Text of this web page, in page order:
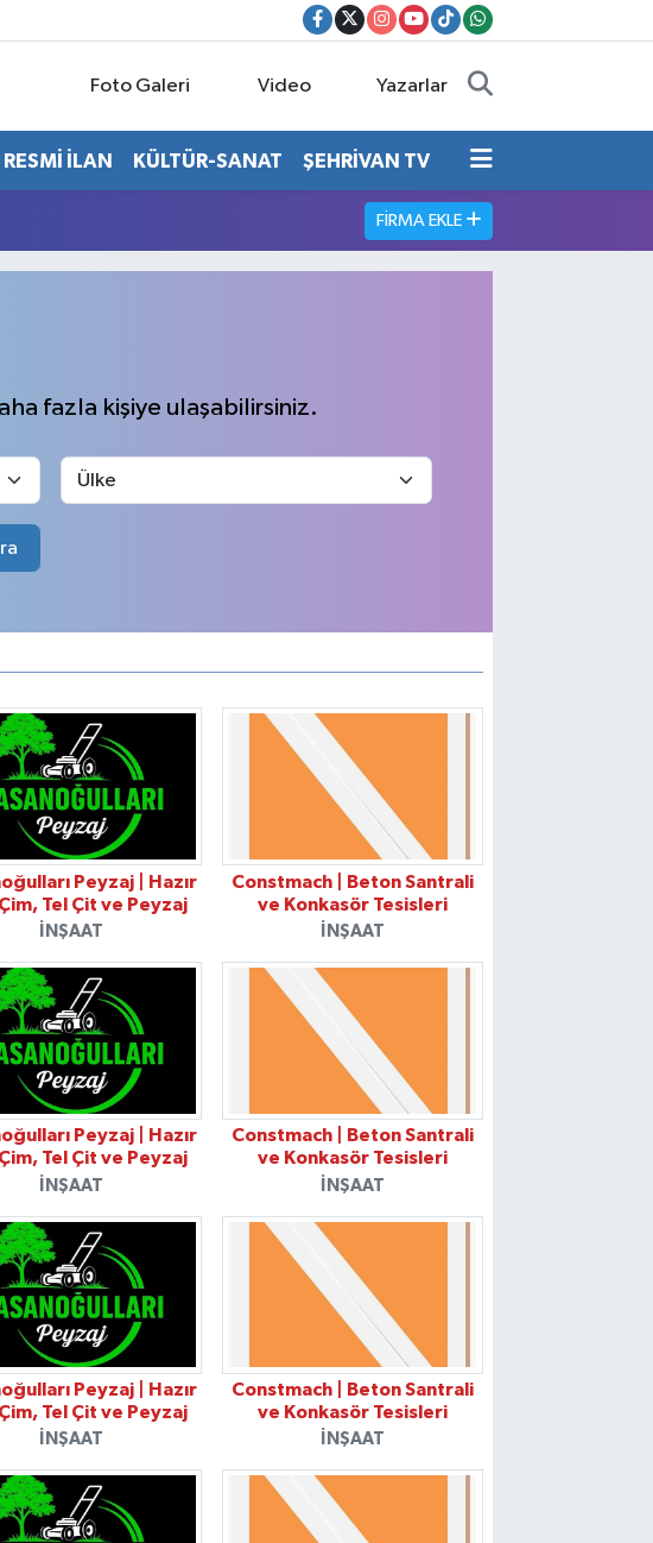
Foto Galeri Video Yazarlar
RESMİ İLAN KÜLTÜR-SANAT ŞEHRİVAN TV
FIRMA EKLE
fazla kişiye ulaşabilirsiniz.
Peyzaj | Hazır
Tel Çit ve Peyzaj
İNŞAAT
Constmach | Beton Santrali
ve Konkasör Tesisleri
İNŞAAT
Peyzaj | Hazır
Tel Çit ve Peyzaj
İNŞAAT
Constmach | Beton Santrali
ve Konkasör Tesisleri
İNŞAAT
Peyzaj | Hazır
Tel Çit ve Peyzaj
İNŞAAT
Constmach | Beton Santrali
ve Konkasör Tesisleri
İNŞAAT